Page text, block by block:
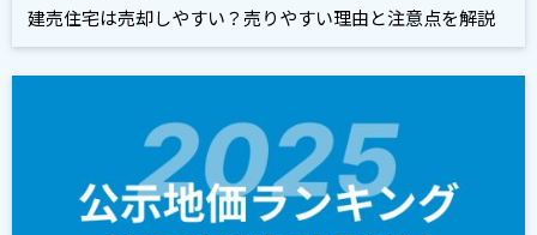
建売住宅は売却しやすい？売りやすい理由と注意点を解説